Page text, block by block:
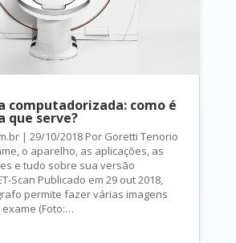
computadorizada: como é
que serve?
| 29/10/2018 Por Goretti Tenorio
o aparelho, as aplicações, as
e tudo sobre sua versão
Scan Publicado em 29 out 2018,
permite fazer várias imagens
(Foto:…